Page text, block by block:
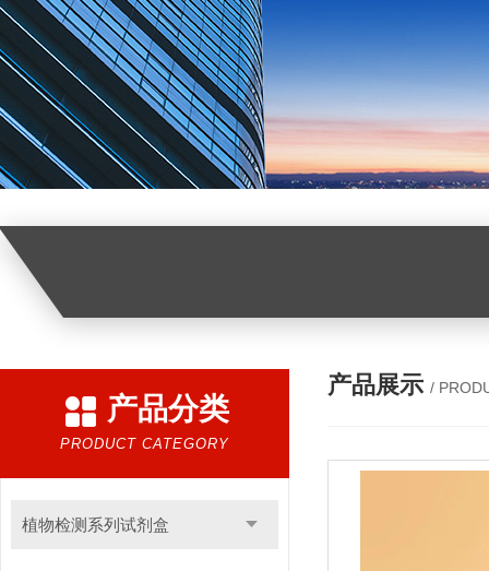
产品分类
PRODUCT CATEGORY
植物检测系列试剂盒
产品展示 /